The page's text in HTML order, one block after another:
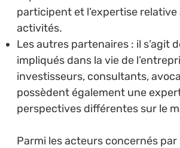
participent et l’expertise relative
activités.
Les autres partenaires : il s’agit
impliqués dans la vie de
investisseurs, consultants,
possèdent également une
perspectives différentes sur le
Parmi les acteurs concernés par